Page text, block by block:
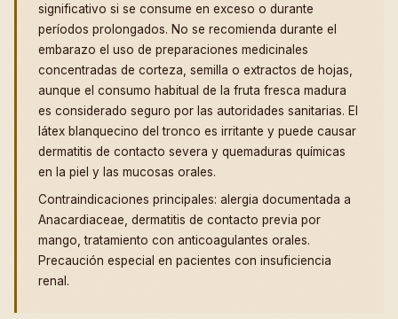
significativo si se consume en exceso o durante
períodos prolongados. No se recomienda durante el
embarazo el uso de preparaciones medicinales
concentradas de corteza, semilla o extractos de hojas,
aunque el consumo habitual de la fruta fresca madura
es considerado seguro por las autoridades sanitarias. El
látex blanquecino del tronco es irritante y puede causar
dermatitis de contacto severa y quemaduras químicas
en la piel y las mucosas orales.
Contraindicaciones principales: alergia documentada a
Anacardiaceae, dermatitis de contacto previa por
mango, tratamiento con anticoagulantes orales.
Precaución especial en pacientes con insuficiencia
renal.